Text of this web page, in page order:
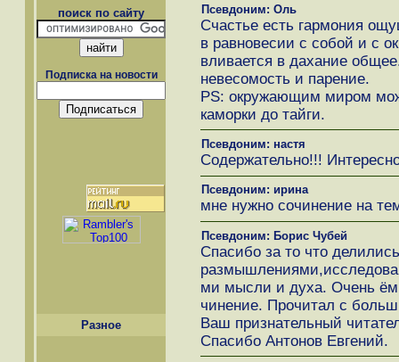
поиск по сайту
Подписка на новости
Разное
Псевдоним: Оль
Счастье есть гармония
в равновесии с собой и с
вливается в дахание
невесомость и парение.
PS: окружающим миром
каморки до тайги.
Псевдоним: настя
Содержательно!!!
Псевдоним: ирина
мне нужно сочинение на
Псевдоним: Борис Чубей
Спасибо за то что
ми мысли и духа. Очень
чинение. Прочитал с
Ваш признательный
Спасибо Антонов Евгений.